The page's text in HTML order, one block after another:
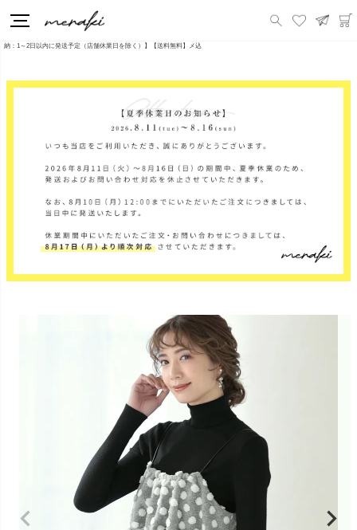
HOME
新商品
納：1～2日以内に発送予定（店舗休業日を除く）】【送料無料】メ込